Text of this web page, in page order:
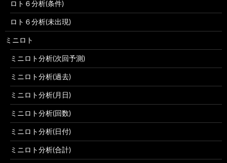
ロト６分析(条件)
ロト６分析(未出現)
ミニロト
ミニロト分析(次回予測)
ミニロト分析(過去)
ミニロト分析(月日)
ミニロト分析(回数)
ミニロト分析(日付)
ミニロト分析(合計)